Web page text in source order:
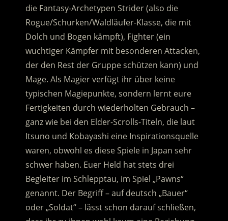
die Fantasy-Archetypen Strider (also die
Rogue/Schurken/Waldläufer-Klasse, die mit
Dolch und Bogen kämpft), Fighter (ein
wuchtiger Kämpfer mit besonderen Attacken,
der den Rest der Gruppe schützen kann) und
Mage. Als Magier verfügt ihr über keine
typischen Magiepunkte, sondern lernt eure
Fertigkeiten durch wiederholten Gebrauch –
ganz wie bei den Elder-Scrolls-Titeln, die laut
Itsuno und Kobayashi eine Inspirationsquelle
waren, obwohl es diese Spiele in Japan sehr
schwer haben. Euer Held hat stets drei
Begleiter im Schlepptau, im Spiel „Pawns“
genannt. Der Begriff – auf deutsch „Bauer“
oder „Soldat“ – lässt schon darauf schließen,